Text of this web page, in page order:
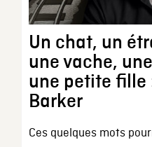
Un chat, un
une vache,
une petite fille
Barker
Ces quelques mots